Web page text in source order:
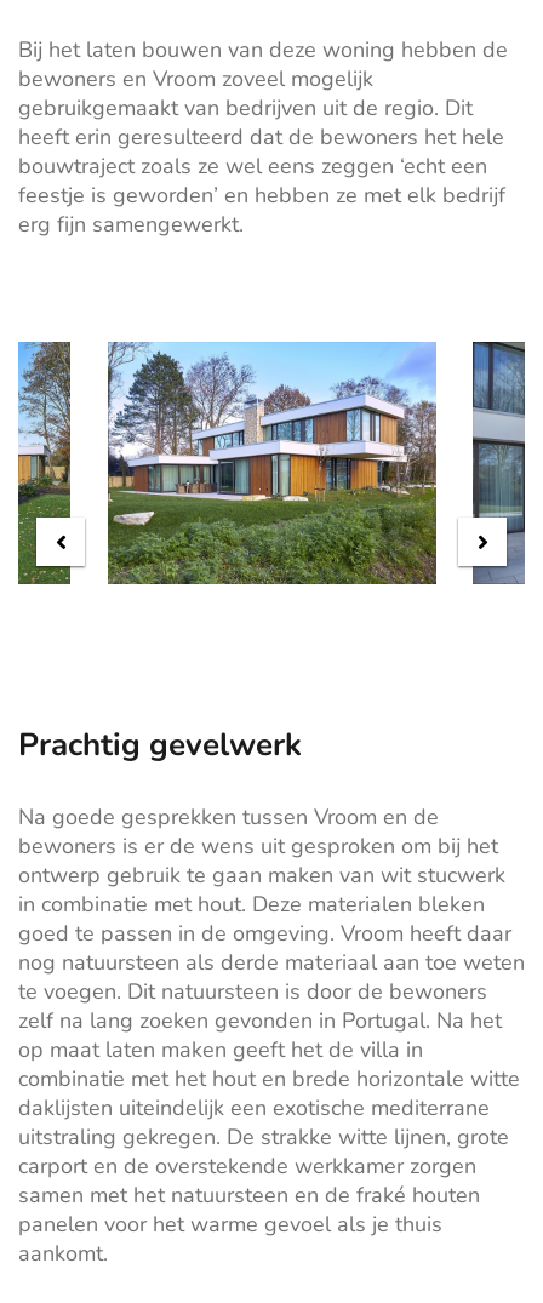
Bij het laten bouwen van deze woning hebben de
bewoners en Vroom zoveel mogelijk
gebruikgemaakt van bedrijven uit de regio. Dit
heeft erin geresulteerd dat de bewoners het hele
bouwtraject zoals ze wel eens zeggen ‘echt een
feestje is geworden’ en hebben ze met elk bedrijf
erg fijn samengewerkt.
Prachtig gevelwerk
Na goede gesprekken tussen Vroom en de
bewoners is er de wens uit gesproken om bij het
ontwerp gebruik te gaan maken van wit stucwerk
in combinatie met hout. Deze materialen bleken
goed te passen in de omgeving. Vroom heeft daar
nog natuursteen als derde materiaal aan toe weten
te voegen. Dit natuursteen is door de bewoners
zelf na lang zoeken gevonden in Portugal. Na het
op maat laten maken geeft het de villa in
combinatie met het hout en brede horizontale witte
daklijsten uiteindelijk een exotische mediterrane
uitstraling gekregen. De strakke witte lijnen, grote
carport en de overstekende werkkamer zorgen
samen met het natuursteen en de fraké houten
panelen voor het warme gevoel als je thuis
aankomt.